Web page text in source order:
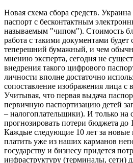
Новая схема сбора средств.
паспорт с бесконтактным
называемым "чипом"). Стоимость
работа с такими документами
теперешний бумажный, и чем
мнению эксперта, сегодня не
внедрения такого цифрового
личности вполне достаточно
сопоставление изображения лица с
Учитывая, что первая выдача
первичную паспортизацию детей
– налогоплательщики). И только на
прогнозировать потери бюджета до
Каждые следующие 10 лет за новые
платить уже из наших карманов
государству и бизнесу придется
инфраструктуру (терминалы, сети)